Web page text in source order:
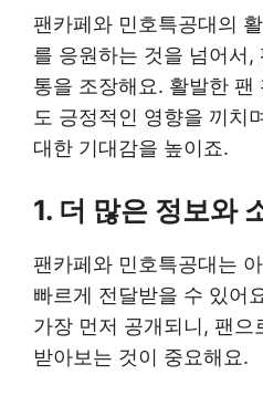
팬카페와 민호특공대의
를 응원하는 것을 넘어서,
통을 조장해요. 활발한 팬
도 긍정적인 영향을 끼치
대한 기대감을 높이죠.
1. 더 많은 정보와
팬카페와 민호특공대는
빠르게 전달받을 수 있어
가장 먼저 공개되니, 팬으
받아보는 것이 중요해요.